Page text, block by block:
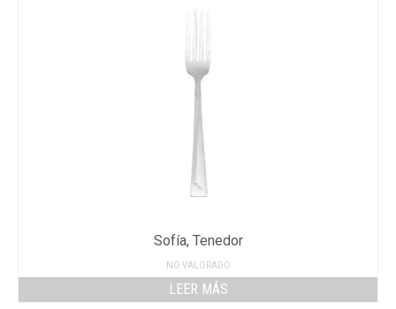
Sofía, Tenedor
NO VALORADO
LEER MÁS